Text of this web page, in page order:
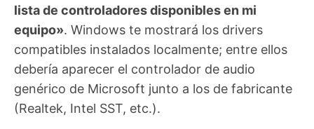
lista de controladores disponibles en mi
equipo». Windows te mostrará los drivers
compatibles instalados localmente; entre ellos
debería aparecer el controlador de audio
genérico de Microsoft junto a los de fabricante
(Realtek, Intel SST, etc.).